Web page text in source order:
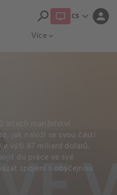
Více expand_more
search CS expand_more person
letech manželství
jak naloží se svou částí
výši 87 miliard dolarů.
do práce ve své
spojení s obyčejnou